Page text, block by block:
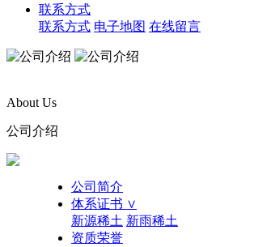
联系方式
联系方式 电子地图 在线留言
About Us
公司介绍
公司简介
体系证书 ∨
新源稀土 新雨稀土
资质荣誉